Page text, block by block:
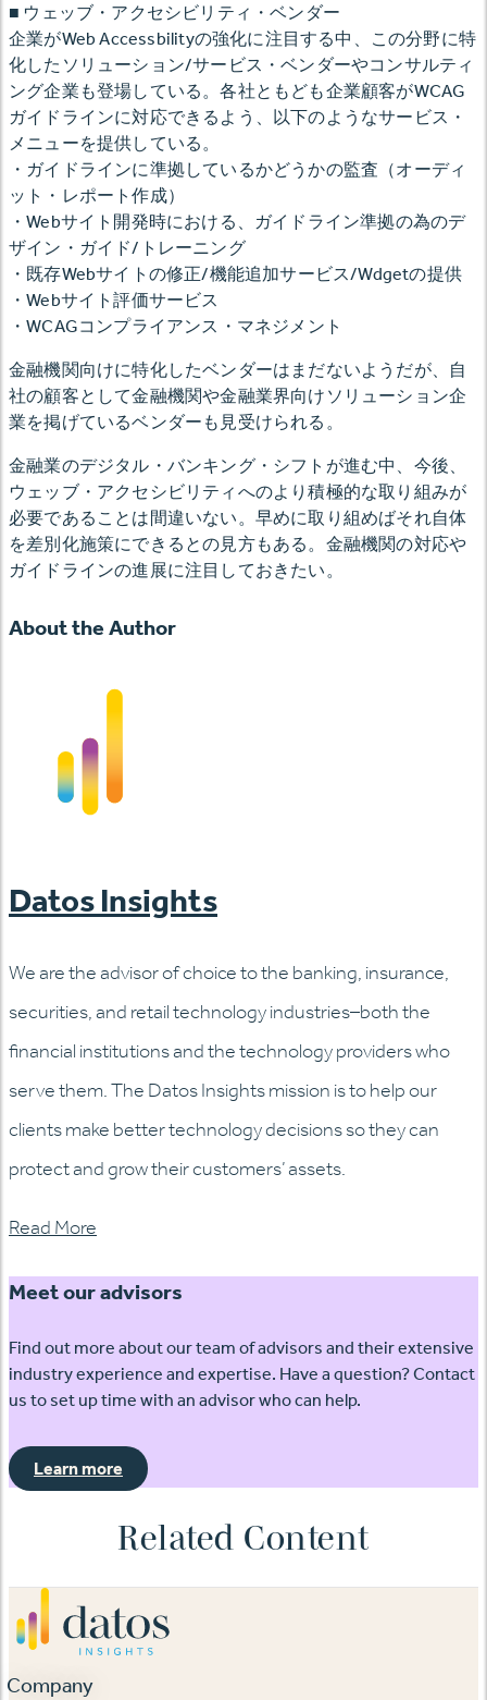
■ ウェッブ・アクセシビリティ・ベンダー
企業がWeb Accessbilityの強化に注目する中、この分野に特
化したソリューション/サービス・ベンダーやコンサルティ
ング企業も登場している。各社ともども企業顧客がWCAG
ガイドラインに対応できるよう、以下のようなサービス・
メニューを提供している。
・ガイドラインに準拠しているかどうかの監査（オーディ
ット・レポート作成）
・Webサイト開発時における、ガイドライン準拠の為のデ
ザイン・ガイド/トレーニング
・既存Webサイトの修正/機能追加サービス/Wdgetの提供
・Webサイト評価サービス
・WCAGコンプライアンス・マネジメント
金融機関向けに特化したベンダーはまだないようだが、自
社の顧客として金融機関や金融業界向けソリューション企
業を掲げているベンダーも見受けられる。
金融業のデジタル・バンキング・シフトが進む中、今後、
ウェッブ・アクセシビリティへのより積極的な取り組みが
必要であることは間違いない。早めに取り組めばそれ自体
を差別化施策にできるとの見方もある。金融機関の対応や
ガイドラインの進展に注目しておきたい。
About the Author
Datos Insights
We are the advisor of choice to the banking, insurance,
securities, and retail technology industries–both the
financial institutions and the technology providers who
serve them. The Datos Insights mission is to help our
clients make better technology decisions so they can
protect and grow their customers’ assets.
Read More
Meet our advisors
Find out more about our team of advisors and their extensive
industry experience and expertise. Have a question? Contact
us to set up time with an advisor who can help.
Learn more
Related Content
Company